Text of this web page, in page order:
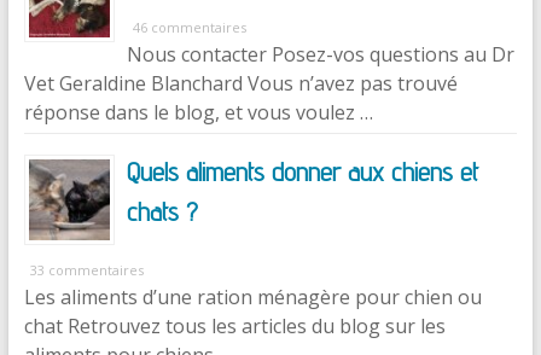
46 commentaires
Nous contacter Posez-vos questions au Dr
Vet Geraldine Blanchard Vous n’avez pas trouvé
réponse dans le blog, et vous voulez …
Quels aliments donner aux chiens et
chats ?
33 commentaires
Les aliments d’une ration ménagère pour chien ou
chat Retrouvez tous les articles du blog sur les